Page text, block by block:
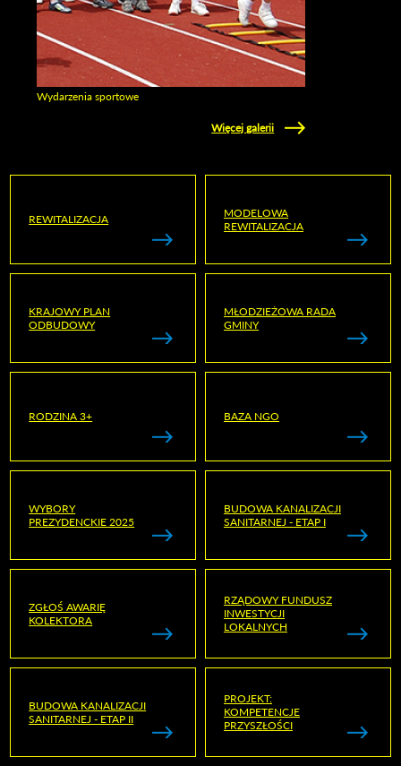
Wydarzenia sportowe
Więcej galerii
REWITALIZACJA
MODELOWA
REWITALIZACJA
KRAJOWY PLAN
ODBUDOWY
MŁODZIEŻOWA RADA
GMINY
RODZINA 3+ BAZA NGO
WYBORY
PREZYDENCKIE 2025
BUDOWA KANALIZACJI
SANITARNEJ - ETAP I
ZGŁOŚ AWARIĘ
KOLEKTORA
RZĄDOWY FUNDUSZ
INWESTYCJI
LOKALNYCH
BUDOWA KANALIZACJI
SANITARNEJ - ETAP II
PROJEKT:
KOMPETENCJE
PRZYSZŁOŚCI